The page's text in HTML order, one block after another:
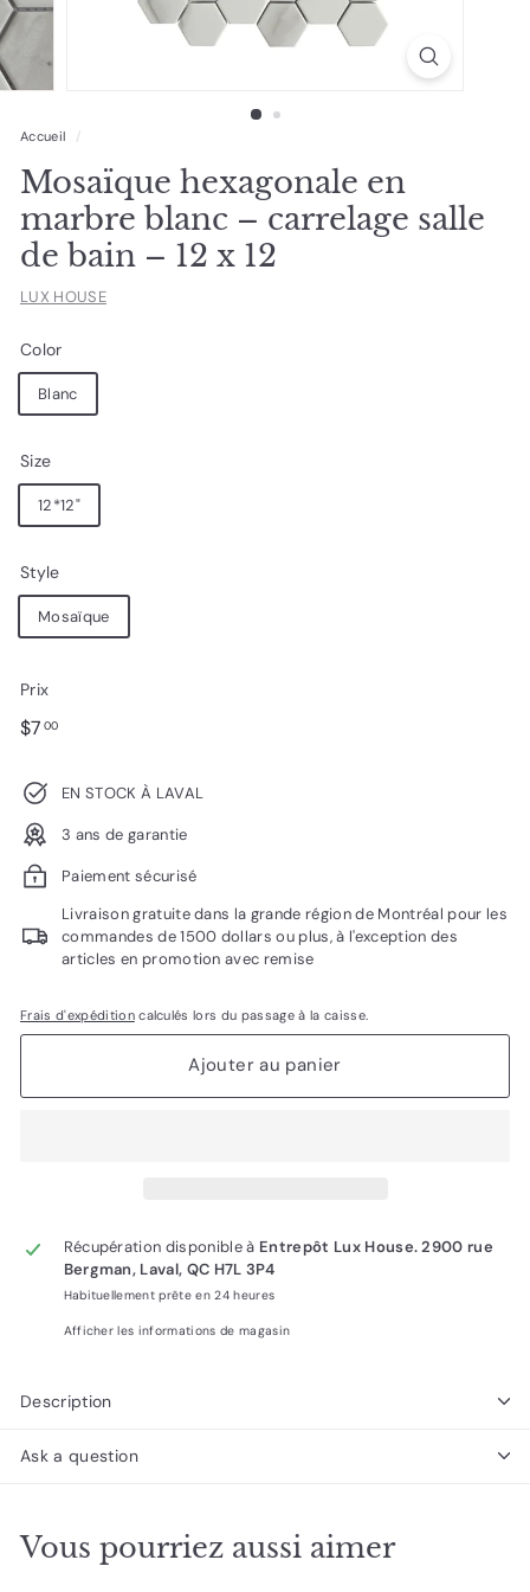
Accueil /
Mosaïque hexagonale en
marbre blanc – carrelage salle
de bain – 12 x 12
LUX HOUSE
Color
Blanc
Size
12*12"
Style
Mosaïque
Prix
Prix
$7 00$7.00
EN STOCK À LAVAL
3 ans de garantie
Paiement sécurisé
Livraison gratuite dans la grande région de Montréal pour les
commandes de 1500 dollars ou plus, à l'exception des
articles en promotion avec remise
Frais d'expéditioncalculés lors du passage à la caisse.
Ajouter au panier
Récupération disponible à Entrepôt Lux House. 2900 rue
Bergman, Laval, QC H7L 3P4
Habituellement prête en 24 heures
Afficher les informations de magasin
Description
Ask a question
Vous pourriez aussi aimer